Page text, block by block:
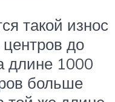
такой износ
до
1000
больше